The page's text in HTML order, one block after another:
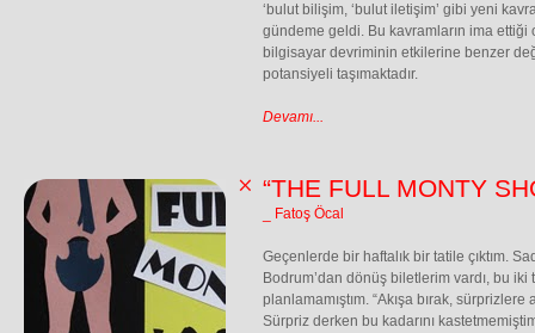
‘bulut bilişim, ‘bulut iletişim’ gibi yeni
gündeme geldi. Bu kavramların ima ettiği
bilgisayar devriminin etkilerine benzer
potansiyeli taşımaktadır.
Devamı...
“THE FULL MONTY
_ Fatoş Öcal
Geçenlerde bir haftalık bir tatile çıktım.
Bodrum’dan dönüş biletlerim vardı, bu iki
planlamamıştım. “Akışa bırak,
Sürpriz derken bu kadarını